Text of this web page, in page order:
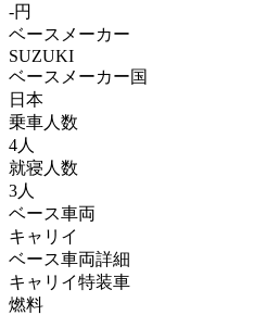
-円
ベースメーカー
SUZUKI
ベースメーカー国
日本
乗車人数
4人
就寝人数
3人
ベース車両
キャリイ
ベース車両詳細
キャリイ特装車
燃料